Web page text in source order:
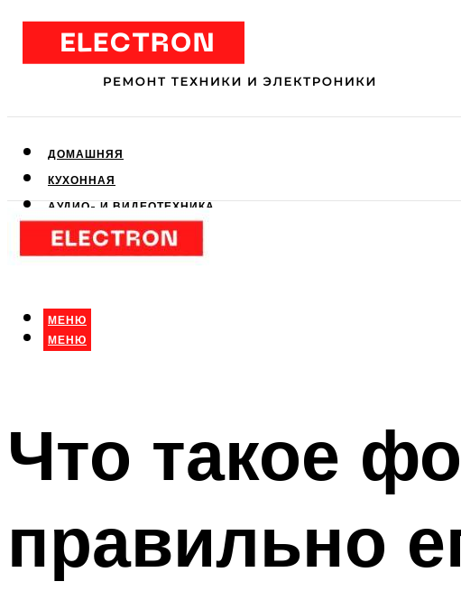
ДОМАШНЯЯ
КУХОННАЯ
АУДИО- И ВИДЕОТЕХНИКА
КЛИМАТИЧЕСКАЯ
ДЛЯ КРАСОТЫ
МЕНЮ
МЕНЮ
Что такое
правильно